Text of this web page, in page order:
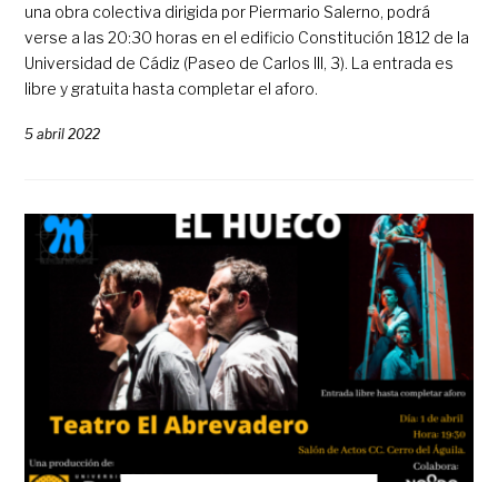
una obra colectiva dirigida por Piermario Salerno, podrá
verse a las 20:30 horas en el edificio Constitución 1812 de la
Universidad de Cádiz (Paseo de Carlos III, 3). La entrada es
libre y gratuita hasta completar el aforo.
5 abril 2022